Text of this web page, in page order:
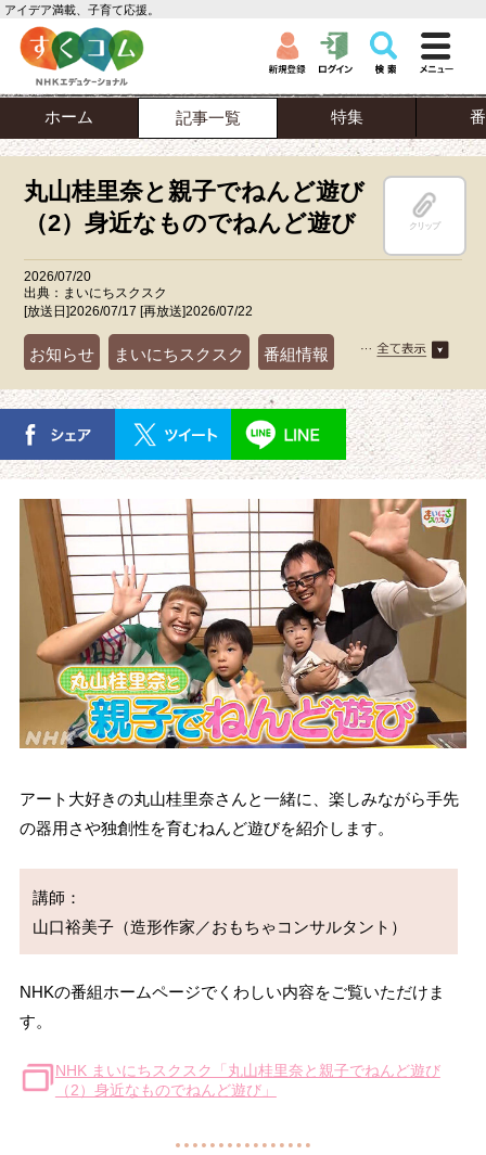
アイデア満載、子育て応援。
ホーム 記事一覧 特集
丸山桂里奈と親子でねんど遊び
（2）身近なものでねんど遊び
クリップ
2026/07/20
出典：まいにちスクスク
[放送日]2026/07/17 [再放送]2026/07/22
お知らせ まいにちスクスク 番組情報
アート大好きの丸山桂里奈さんと一緒に、楽しみながら手先
の器用さや独創性を育むねんど遊びを紹介します。
講師：
NHKの番組ホームページでくわしい内容をご覧いただけま
す。
NHK まいにちスクスク「丸山桂里奈と親子でねんど遊び
（2）身近なものでねんど遊び」